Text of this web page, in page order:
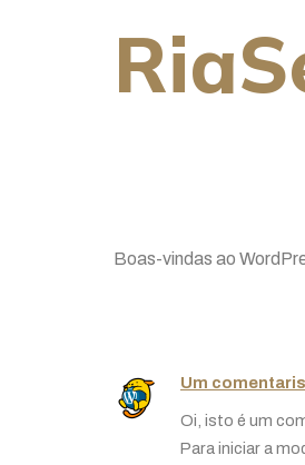
Boas-vindas ao
Um
Oi, isto é um
Para iniciar a